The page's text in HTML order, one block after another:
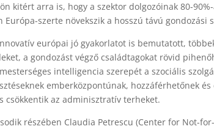
kitért arra is, hogy a szektor dolgozóinak 80-
Európa-szerte növekszik a hosszú távú gondozási
európai jó gyakorlatot is bemutatott,
a gondozást végző családtagokat rövid
intelligencia szerepét a szociális
emberközpontúnak, hozzáférhetőnek
csökkentik az adminisztratív terheket.
részében Claudia Petrescu (Center for Not-